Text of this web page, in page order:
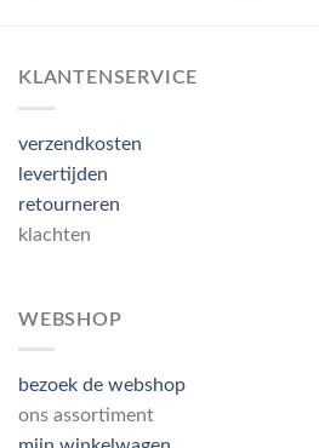
KLANTENSERVICE
verzendkosten
levertijden
retourneren
klachten
WEBSHOP
bezoek de webshop
ons assortiment